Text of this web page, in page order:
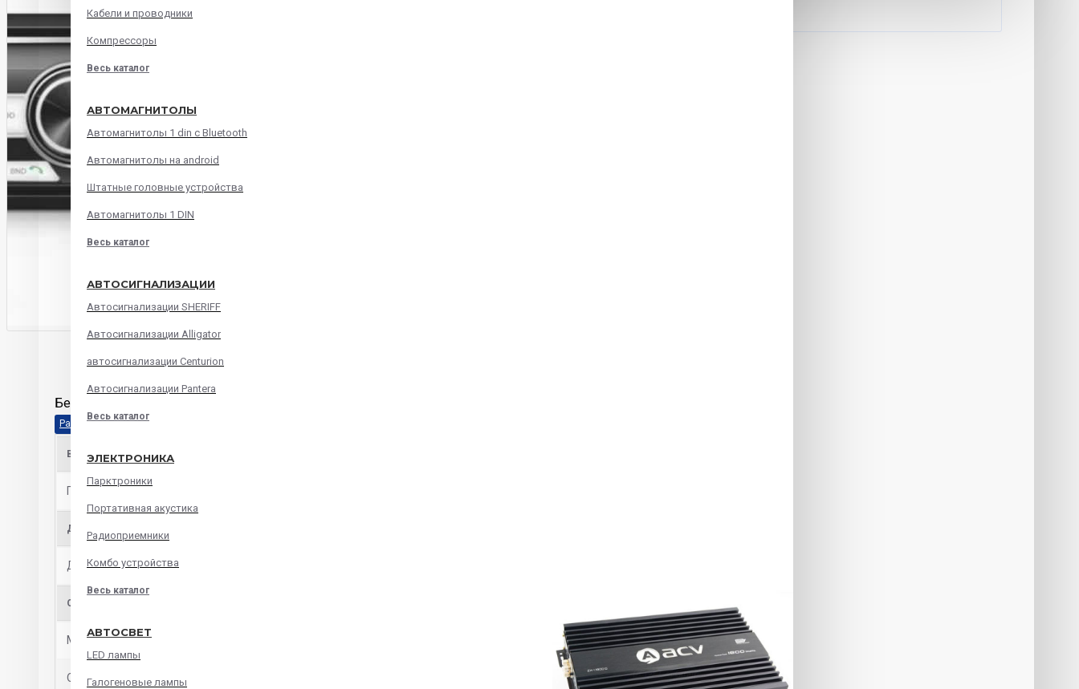
Кабели и проводники
Компрессоры
Весь каталог
АВТОМАГНИТОЛЫ
Автомагнитолы 1 din с Bluetooth
Автомагнитолы на android
Штатные головные устройства
Автомагнитолы 1 DIN
Весь каталог
АВТОСИГНАЛИЗАЦИИ
Автосигнализации SHERIFF
Автосигнализации Alligator
автосигнализации Centurion
Автосигнализации Pantera
Весь каталог
ЭЛЕКТРОНИКА
Парктроники
Портативная акустика
Радиоприемники
Комбо устройства
Весь каталог
АВТОСВЕТ
LED лампы
Галогеновые лампы
Бездисковые автомагнитолы ACV AVS-912BW
ВЫХОДЫ
Подключение АС
ДОПОЛНИТЕЛЬНО
Диапазоны тюнера
ОБЩИЕ ХАРАКТЕРИСТИКИ
Монтажный размер
Область применения